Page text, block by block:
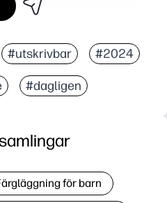
#utskrivbar #2024
#dagligen
för barn